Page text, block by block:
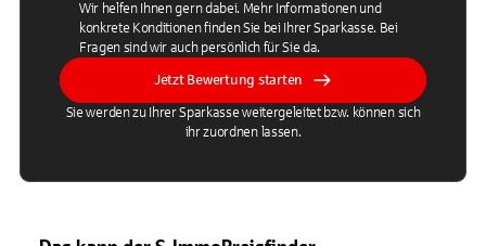
Wir helfen Ihnen gern dabei. Mehr Informationen und
konkrete Konditionen finden Sie bei Ihrer Sparkasse. Bei
Fragen sind wir auch persönlich für Sie da.
Jetzt Bewertung starten
Sie werden zu Ihrer Sparkasse weitergeleitet bzw. können sich
ihr zuordnen lassen.